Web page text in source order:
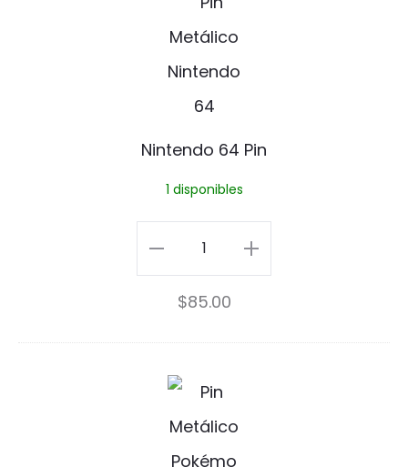
i
n
t
d
6
4
P
Nintendo 64 Pin
1 disponibles
Nintendo
64
cantidad
$85.00
P
o
k